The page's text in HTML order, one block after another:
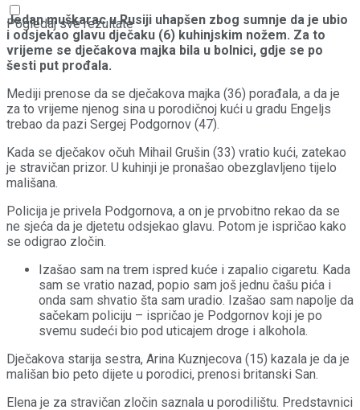
Pogledaj sve rezultate
Jedan muškarac u Rusiji uhapšen zbog sumnje da je ubio
i odsjekao glavu dječaku (6) kuhinjskim nožem. Za to
vrijeme se dječakova majka bila u bolnici, gdje se po
šesti put prođala.
Mediji prenose da se dječakova majka (36) porađala, a da je
za to vrijeme njenog sina u porodičnoj kući u gradu Engeljs
trebao da pazi Sergej Podgornov (47).
Kada se dječakov očuh Mihail Grušin (33) vratio kući, zatekao
je stravičan prizor. U kuhinji je pronašao obezglavljeno tijelo
mališana.
Policija je privela Podgornova, a on je prvobitno rekao da se
ne sjeća da je djetetu odsjekao glavu. Potom je ispričao kako
se odigrao zločin.
Izašao sam na trem ispred kuće i zapalio cigaretu. Kada
sam se vratio nazad, popio sam još jednu čašu pića i
onda sam shvatio šta sam uradio. Izašao sam napolje da
sačekam policiju – ispričao je Podgornov koji je po
svemu sudeći bio pod uticajem droge i alkohola.
Dječakova starija sestra, Arina Kuznjecova (15) kazala je da je
mališan bio peto dijete u porodici, prenosi britanski San.
Elena je za stravičan zločin saznala u porodilištu. Predstavnici